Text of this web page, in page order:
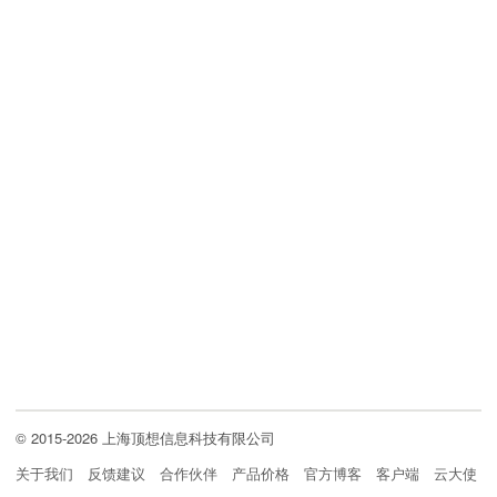
© 2015-2026 上海顶想信息科技有限公司
关于我们
反馈建议 合作伙伴 产品价格 官方博客 客户端
云大使